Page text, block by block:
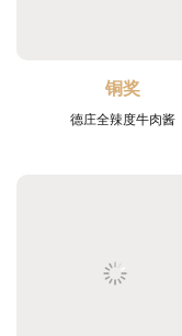
铜奖
德庄全辣度牛肉酱